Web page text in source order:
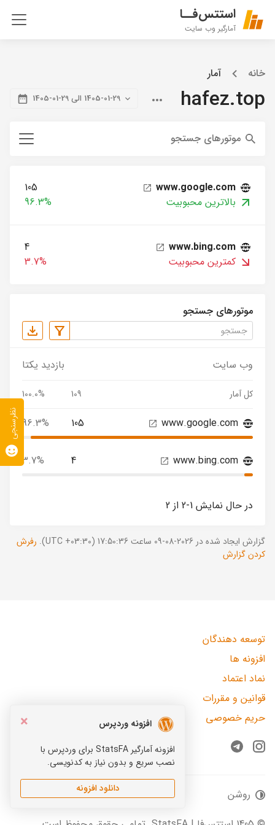
استتس‌فــا
آمارگیر وب سایت
خانه آمار
hafez.top 1405-01-29 الی 29-01-1405
موتورهای جستجو
www.google.com
105
بالاترین محبوبیت
96.3%
www.bing.com
4
کمترین محبوبیت
3.7%
موتورهای جستجو
وب سایت بازدید یکتا
کل آمار 109
100.0%
www.google.com
105
96.3%
www.bing.com
4
3.7%
در حال نمایش 1-2 از 2
گزارش ایجاد شده در 2026-08-09 ساعت 17:50:36 (UTC +03:30).
رفرش
کردن گزارش
×
افزونه وردپرس
افزونه آمارگیر StatsFA برای وردپرس با
نصب سریع و بدون نیاز به کدنویسی.
دانلود افزونه
توسعه دهندگان
افزونه ها
نماد اعتماد
قوانین و مقررات
حریم خصوصی
Instagram
Telegram
روشن
نظرسنجی